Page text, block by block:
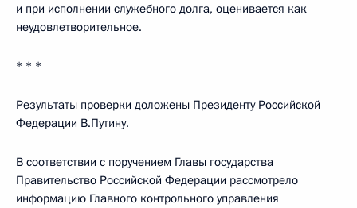
и при исполнении служебного долга, оценивается как
неудовлетворительное.
* * *
Результаты проверки доложены Президенту Российской
Федерации В.Путину.
В соответствии с поручением Главы государства
Правительство Российской Федерации рассмотрело
информацию Главного контрольного управления